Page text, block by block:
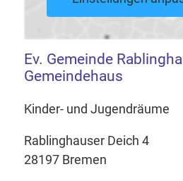
Ev. Gemeinde
Gemeindehaus
Kinder- und Jugendräume
Rablinghauser Deich 4
28197 Bremen